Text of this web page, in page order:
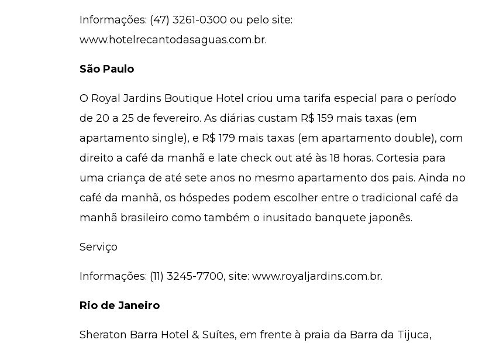
Informações: (47) 3261-0300 ou pelo site:
www.hotelrecantodasaguas.com.br.
São Paulo
O Royal Jardins Boutique Hotel criou uma tarifa especial para o período
de 20 a 25 de fevereiro. As diárias custam R$ 159 mais taxas (em
apartamento single), e R$ 179 mais taxas (em apartamento double), com
direito a café da manhã e late check out até às 18 horas. Cortesia para
uma criança de até sete anos no mesmo apartamento dos pais. Ainda no
café da manhã, os hóspedes podem escolher entre o tradicional café da
manhã brasileiro como também o inusitado banquete japonês.
Serviço
Informações: (11) 3245-7700, site: www.royaljardins.com.br.
Rio de Janeiro
Sheraton Barra Hotel & Suítes, em frente à praia da Barra da Tijuca,